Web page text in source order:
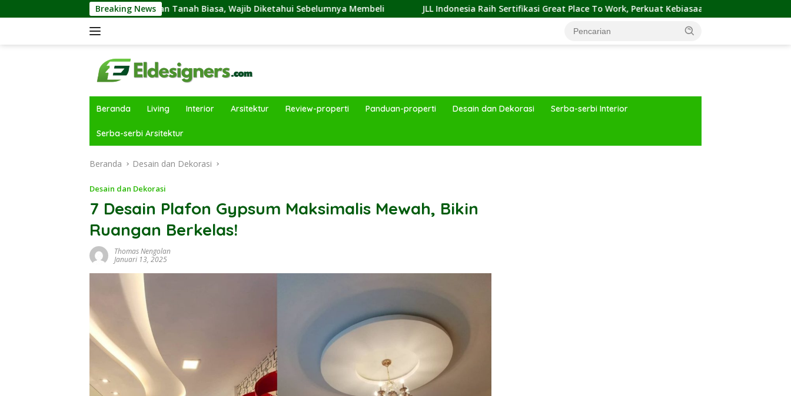
ke
Breaking News
Kavling dan Tanah Biasa, Wajib Diketahui Sebelumnya Membeli JLL Indonesia Raih Sertifikasi Great Place To Work, Perkuat Kebiasaan Global Kerja Hingga Industri Properti
Beranda Living Interior Arsitektur Review-properti Panduan-properti Desain dan Dekorasi Serba-serbi Interior
Serba-serbi Arsitektur
Beranda Desain dan Dekorasi
Desain dan Dekorasi
7 Desain Plafon Gypsum Maksimalis Mewah, Bikin
Ruangan Berkelas!
Thomas Nengolan
Januari 13, 2025